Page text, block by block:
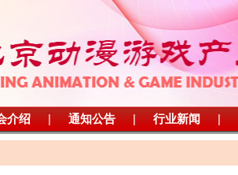
介绍 | 通知公告 | 行业新闻 |